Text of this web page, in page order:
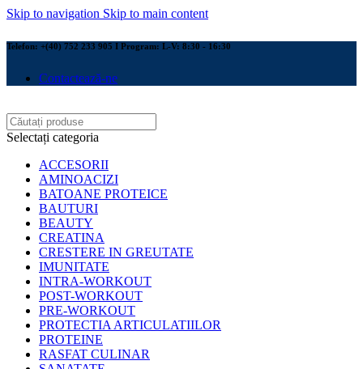
Skip to navigation Skip to main content
Telefon: +(40) 752 233 905 I Program: L-V: 8:30 - 16:30
Contactează-ne
Selectați categoria
ACCESORII
AMINOACIZI
BATOANE PROTEICE
BAUTURI
BEAUTY
CREATINA
CRESTERE IN GREUTATE
IMUNITATE
INTRA-WORKOUT
POST-WORKOUT
PRE-WORKOUT
PROTECTIA ARTICULATIILOR
PROTEINE
RASFAT CULINAR